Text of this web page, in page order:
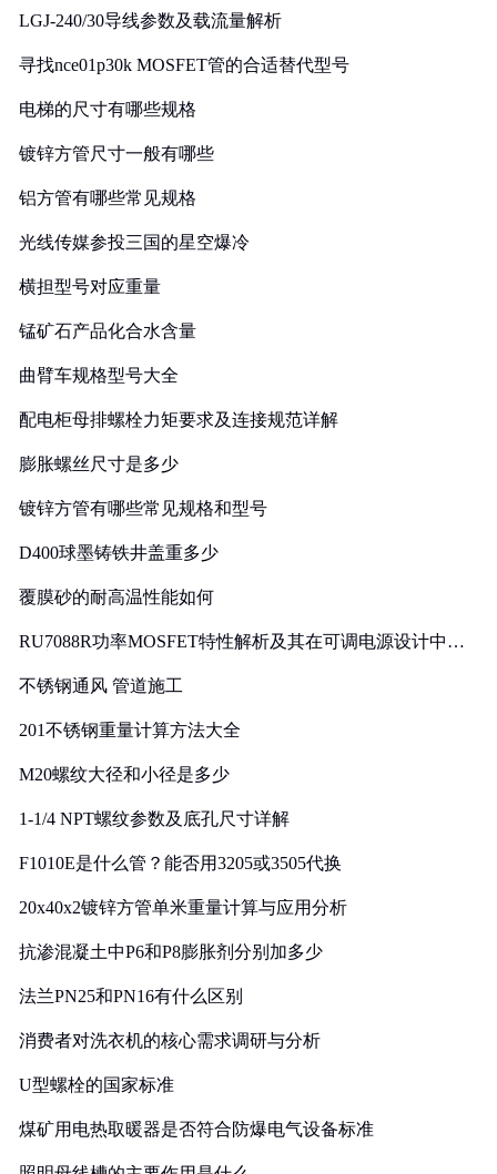
LGJ-240/30导线参数及载流量解析
寻找nce01p30k MOSFET管的合适替代型号
电梯的尺寸有哪些规格
镀锌方管尺寸一般有哪些
铝方管有哪些常见规格
光线传媒参投三国的星空爆冷
横担型号对应重量
锰矿石产品化合水含量
曲臂车规格型号大全
配电柜母排螺栓力矩要求及连接规范详解
膨胀螺丝尺寸是多少
镀锌方管有哪些常见规格和型号
D400球墨铸铁井盖重多少
覆膜砂的耐高温性能如何
RU7088R功率MOSFET特性解析及其在可调电源设计中的
不锈钢通风 管道施工
201不锈钢重量计算方法大全
M20螺纹大径和小径是多少
1-1/4 NPT螺纹参数及底孔尺寸详解
F1010E是什么管？能否用3205或3505代换
20x40x2镀锌方管单米重量计算与应用分析
抗渗混凝土中P6和P8膨胀剂分别加多少
法兰PN25和PN16有什么区别
消费者对洗衣机的核心需求调研与分析
U型螺栓的国家标准
煤矿用电热取暖器是否符合防爆电气设备标准